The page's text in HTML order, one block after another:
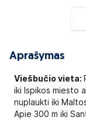
Aprašymas
Viešbučio vieta:
iki Ispikos miesto
nuplaukti iki
Apie 300 m iki